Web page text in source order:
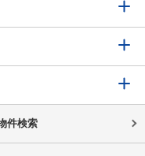
件検索